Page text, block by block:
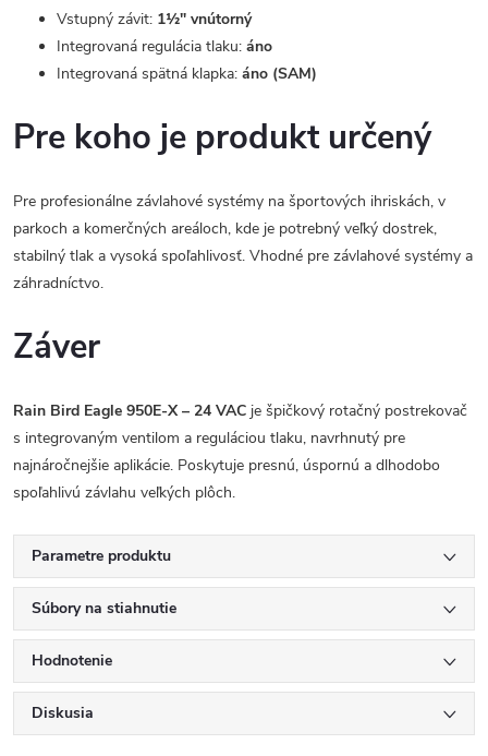
Vstupný závit: 1½" vnútorný
Integrovaná regulácia tlaku: áno
Integrovaná spätná klapka: áno (SAM)
Pre koho je produkt určený
Pre profesionálne závlahové systémy na športových ihriskách, v
parkoch a komerčných areáloch, kde je potrebný veľký dostrek,
stabilný tlak a vysoká spoľahlivosť. Vhodné pre závlahové systémy a
záhradníctvo.
Záver
Rain Bird Eagle 950E-X – 24 VAC je špičkový rotačný postrekovač
s integrovaným ventilom a reguláciou tlaku, navrhnutý pre
najnáročnejšie aplikácie. Poskytuje presnú, úspornú a dlhodobo
spoľahlivú závlahu veľkých plôch.
Parametre produktu
Súbory na stiahnutie
Hodnotenie
Diskusia